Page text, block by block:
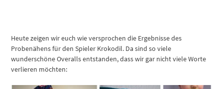
Heute zeigen wir euch wie versprochen die Ergebnisse des
Probenähens für den Spieler Krokodil. Da sind so viele
wunderschöne Overalls entstanden, dass wir gar nicht viele Worte
verlieren möchten: